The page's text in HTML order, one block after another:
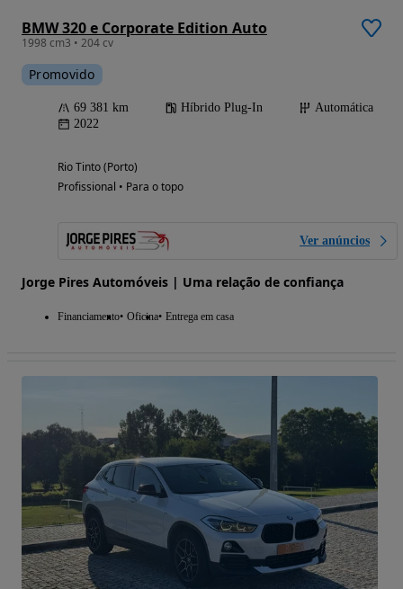
BMW 320 e Corporate Edition Auto
1998 cm3 • 204 cv
Promovido
69 381 km Híbrido Plug-In
Automática
2022
Rio Tinto (Porto)
Profissional • Para o topo
Ver anúncios
Jorge Pires Automóveis | Uma relação de confiança
Financiamento Oficina Entrega em casa